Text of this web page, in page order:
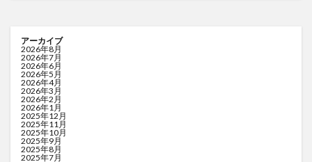
アーカイブ
2026年8月
2026年7月
2026年6月
2026年5月
2026年4月
2026年3月
2026年2月
2026年1月
2025年12月
2025年11月
2025年10月
2025年9月
2025年8月
2025年7月